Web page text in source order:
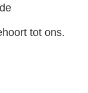
tot ons.